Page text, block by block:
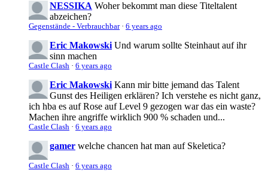
NESSIKA Woher bekommt man diese Titeltalent
abzeichen?
Gegenstände - Verbrauchbar· 6 years ago
Eric Makowski Und warum sollte Steinhaut auf ihr
sinn machen
Castle Clash · 6 years ago
Eric Makowski Kann mir bitte jemand das Talent
Gunst des Heiligen erklären? Ich verstehe es nicht ganz,
ich hba es auf Rose auf Level 9 gezogen war das ein waste?
Machen ihre angriffe wirklich 900 % schaden und...
Castle Clash · 6 years ago
gamer welche chancen hat man auf Skeletica?
Castle Clash · 6 years ago